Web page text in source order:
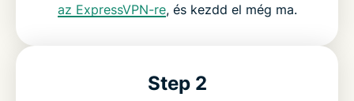
az ExpressVPN-re, és kezdd el még ma.
Step 2